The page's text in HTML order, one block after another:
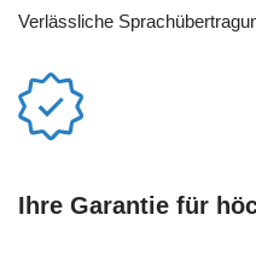
Verlässliche
Ihre Garantie für